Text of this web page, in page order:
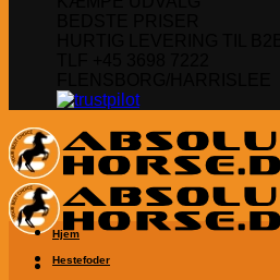
Hjem
Hestefoder